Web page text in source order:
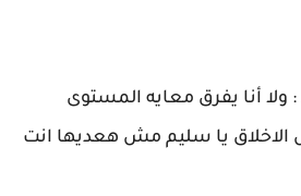
أنا يفرق معايه المستوى
الاخلاق يا سليم مش هعديها انت